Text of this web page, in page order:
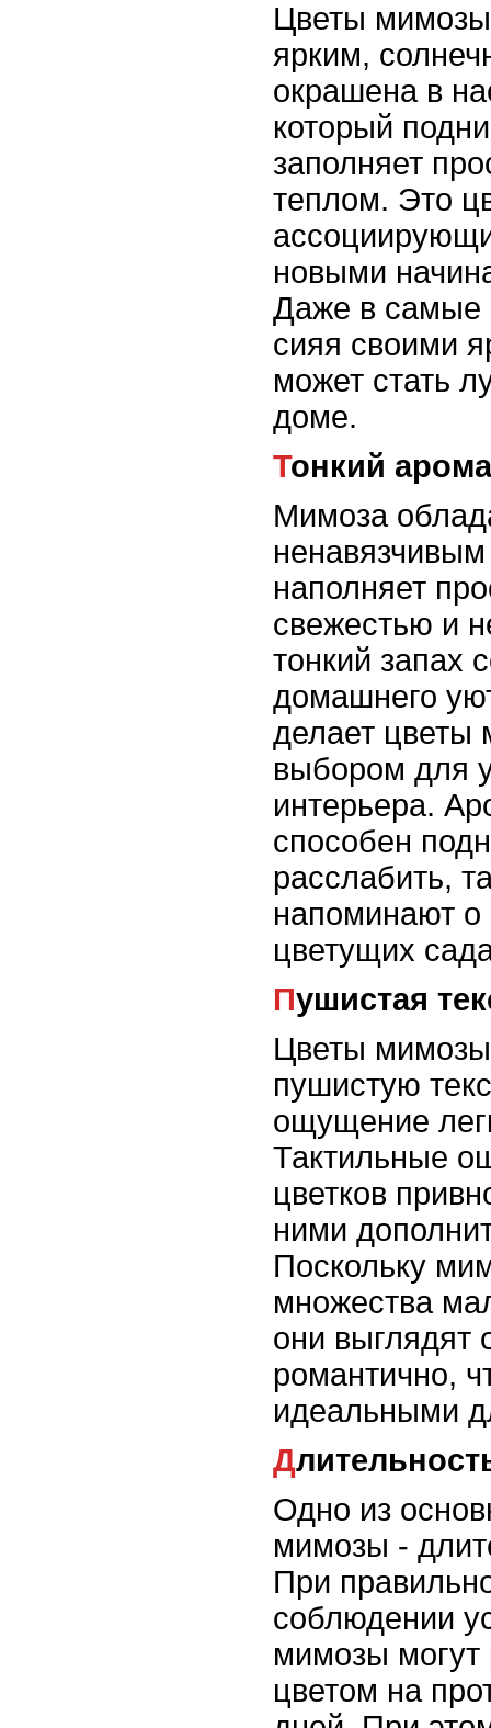
Цветы
ярким,
окрашена в
который
заполняет
теплом. Это
новыми
Даже в самые
сияя своими
может стать
доме.
Тонкий
Мимоза
наполняет
свежестью и
тонкий запах
домашнего
делает цветы
выбором для
интерьера.
способен
расслабить,
напоминают о
цветущих
Пушистая
Цветы
пушистую
ощущение
Тактильные
цветков
ними
Поскольку
множества
они выглядят
романтично,
идеальными
Одно из
мимозы -
При
соблюдении
мимозы могут
цветом на